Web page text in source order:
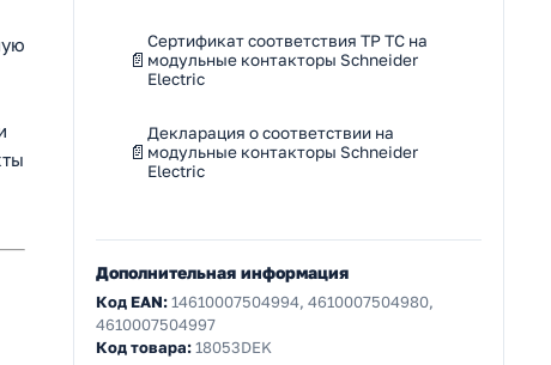
Сертификат соответствия ТР ТС на
модульные контакторы Schneider
Electric
Декларация о соответствии на
модульные контакторы Schneider
Electric
Дополнительная информация
Код EAN:14610007504994, 4610007504980,
4610007504997
Код товара:18053DEK